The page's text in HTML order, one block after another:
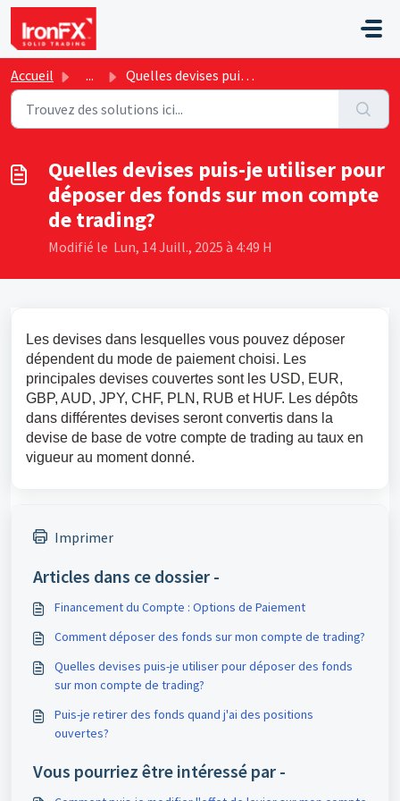
Passer au contenu principal
Accueil ... Quelles devises puis-je utiliser pour déposer des fonds s...
Quelles devises puis-je utiliser pour
déposer des fonds sur mon compte
de trading?
Modifié le Lun, 14 Juill., 2025 à 4:49 H
Les devises dans lesquelles vous pouvez déposer
dépendent du mode de paiement choisi. Les
principales devises couvertes sont les USD, EUR,
GBP, AUD, JPY, CHF, PLN, RUB et HUF. Les dépôts
dans différentes devises seront convertis dans la
devise de base de votre compte de trading au taux en
vigueur au moment donné.
Imprimer
Articles dans ce dossier -
Financement du Compte : Options de Paiement
Comment déposer des fonds sur mon compte de trading?
Quelles devises puis-je utiliser pour déposer des fonds
sur mon compte de trading?
Puis-je retirer des fonds quand j'ai des positions
ouvertes?
Vous pourriez être intéressé par -